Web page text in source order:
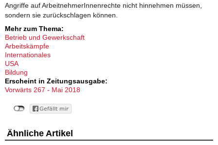
Angriffe auf ArbeitnehmerInnenrechte nicht hinnehmen müssen,
sondern sie zurückschlagen können.
Mehr zum Thema:
Betrieb und Gewerkschaft
Arbeitskämpfe
Internationales
USA
Bildung
Erscheint in Zeitungsausgabe:
Vorwärts 267 - Mai 2018
Ähnliche Artikel